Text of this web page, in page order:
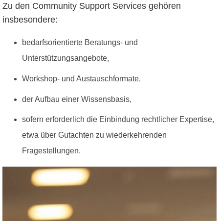
Zu den Community Support Services gehören
insbesondere:
bedarfsorientierte Beratungs- und
Unterstützungsangebote,
Workshop- und Austauschformate,
der Aufbau einer Wissensbasis,
sofern erforderlich die Einbindung rechtlicher Expertise,
etwa über Gutachten zu wiederkehrenden
Fragestellungen.